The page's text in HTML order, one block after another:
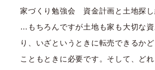
家づくり勉強会 資金計画と土地探
…もちろんですが土地も家も大切な資
り、いざというときに転売できるか
こともときに必要です。そして、ど